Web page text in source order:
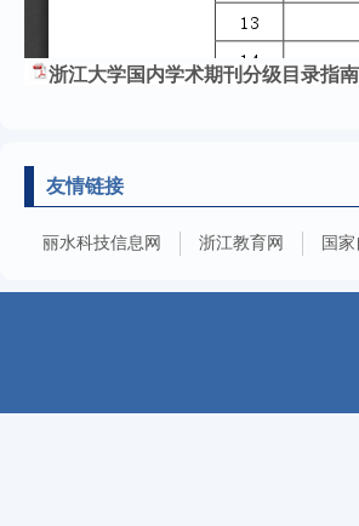
浙江大学国内学术期刊分级目录指
友情链接
丽水科技信息网 浙江教育网 国